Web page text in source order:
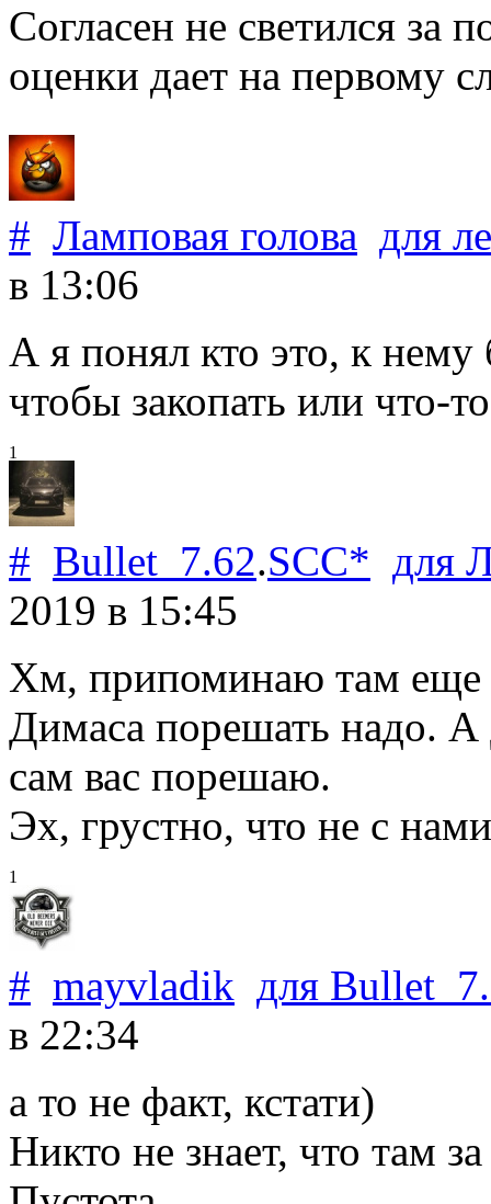
Согласен не светился за
оценки дает на первому
# Ламповая голова для
в 13:06
А я понял кто это, к
чтобы закопать или что-
1
# Bullet_7.62.SCC* для
2019 в 15:45
Хм, припоминаю там еще
Димаса порешать надо.
сам вас порешаю.
Эх, грустно, что не с
1
# mayvladik для
в 22:34
а то не факт, кстати)
Никто не знает, что там